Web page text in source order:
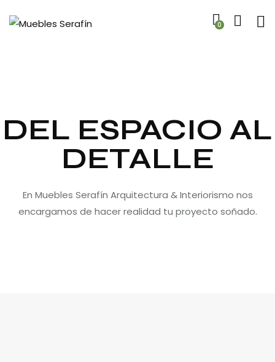
0
DEL ESPACIO AL
DETALLE
En Muebles Serafín Arquitectura & Interiorismo nos
encargamos de hacer realidad tu proyecto soñado.